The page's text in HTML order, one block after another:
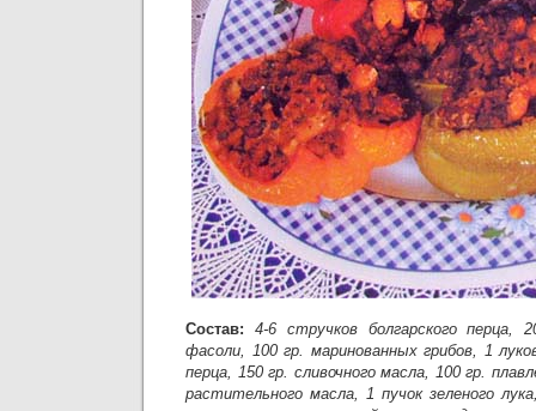
Состав: 4-6 стручков болгарского перца,
фасоли, 100 гр. маринованных грибов, 1
перца, 150 гр. сливочного масла, 100 гр.
растительного масла, 1 пучок зеленого